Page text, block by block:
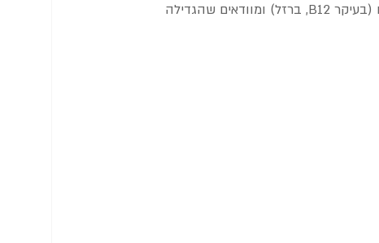
דיאטנית קלינית שמתמחה בטבעונות, כאשר עוקבים אחר מדדי הדם (בעיקר B12, ברזל) ומוודאים שהגדילה